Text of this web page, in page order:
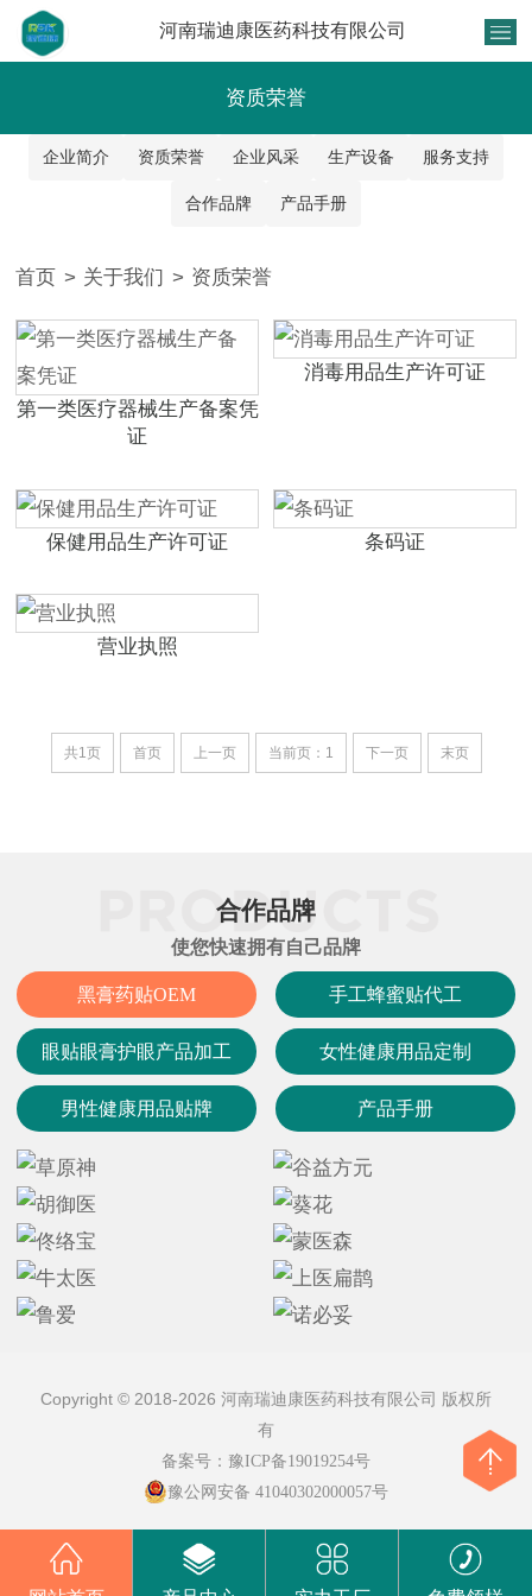
河南瑞迪康医药科技有限公司
资质荣誉
企业简介 资质荣誉 企业风采 生产设备 服务支持
合作品牌 产品手册
首页 > 关于我们 > 资质荣誉
第一类医疗器械生产备案凭
证
消毒用品生产许可证
保健用品生产许可证 条码证
营业执照
共1页 首页 上一页 当前页：1 下一页 末页
合作品牌
使您快速拥有自己品牌
黑膏药贴OEM 手工蜂蜜贴代工
眼贴眼膏护眼产品加工 女性健康用品定制
男性健康用品贴牌 产品手册
Copyright © 2018-2026 河南瑞迪康医药科技有限公司 版权所
有
备案号： 豫ICP备19019254号
豫公网安备 41040302000057号